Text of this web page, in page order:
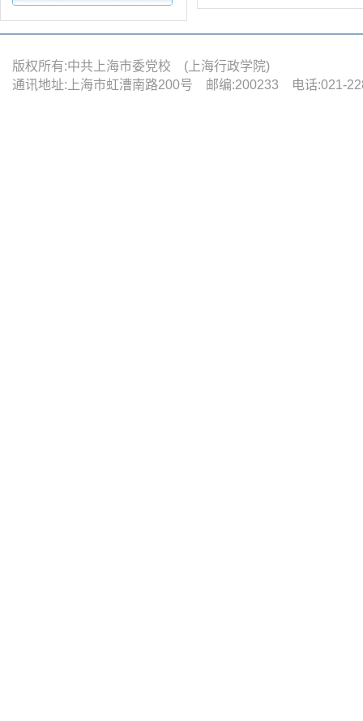
版权所有:中共上海市委党校 (上海行政学院)
通讯地址:上海市虹漕南路200号 邮编:200233 电话:021-